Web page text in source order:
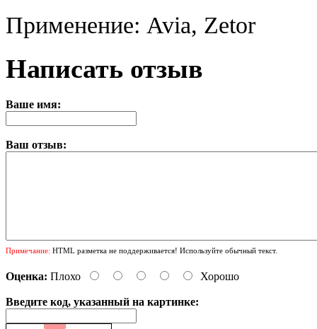
Применение: Avia, Zetor
Написать отзыв
Ваше имя:
Ваш отзыв:
Примечание: HTML разметка не поддерживается! Используйте обычный текст.
Оценка: Плохо Хорошо
Введите код, указанный на картинке: